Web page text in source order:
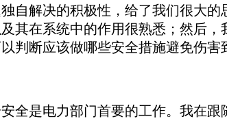
自解决的积极性，给了我们很大
其在系统中的作用很熟悉；然后
判断应该做哪些安全措施避免伤害
是电力部门首要的工作。我在跟